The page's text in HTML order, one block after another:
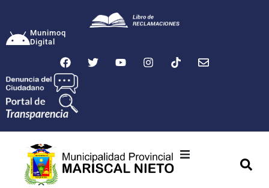
Munimoq
Digital